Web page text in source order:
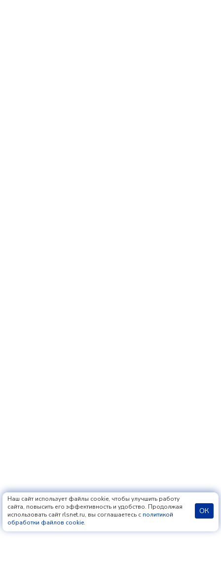
Наш сайт использует файлы cookie, чтобы улучшить работу
сайта, повысить его эффективность и удобство. Продолжая
использовать сайт rlsnet.ru, вы соглашаетесь с политикой
обработки файлов cookie.
ОК